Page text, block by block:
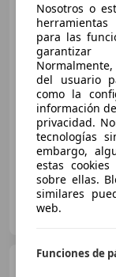
02/2022
150 kW (204 CV)
MIGUEL LEÓN LAS
ES-35014 LAS
Nosotros o
para las
garantizar
del usuario
como la
información
privacidad.
tecnologías
embargo,
estas
sobre ellas.
similares
web.
Funciones de